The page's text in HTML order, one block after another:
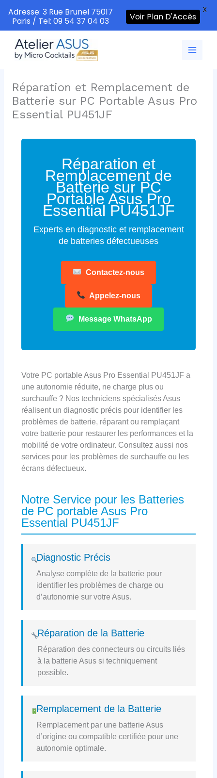
contenu
Réparation et Remplacement de
Batterie sur PC Portable Asus Pro
Essential PU451JF
Réparation et
Remplacement de
Batterie sur PC
Portable Asus Pro
Essential PU451JF
Experts en diagnostic et remplacement
de batteries défectueuses
Contactez-nous
Appelez-nous
Message WhatsApp
Votre PC portable Asus Pro Essential PU451JF a
une autonomie réduite, ne charge plus ou
surchauffe ? Nos techniciens spécialisés Asus
réalisent un diagnostic précis pour identifier les
problèmes de batterie, réparant ou remplaçant
votre batterie pour restaurer les performances et la
mobilité de votre ordinateur. Consultez aussi nos
services pour les problèmes de surchauffe ou les
écrans défectueux.
Notre Service pour les Batteries
de PC portable Asus Pro
Essential PU451JF
Diagnostic Précis
Analyse complète de la batterie pour
identifier les problèmes de charge ou
d’autonomie sur votre Asus.
Réparation de la Batterie
Réparation des connecteurs ou circuits liés
à la batterie Asus si techniquement
possible.
Remplacement de la Batterie
Remplacement par une batterie Asus
d’origine ou compatible certifiée pour une
autonomie optimale.
Adresse: 3 Rue Brunel 75017
Paris / Tel: 09 54 37 04 03
Voir Plan D'Accès
X